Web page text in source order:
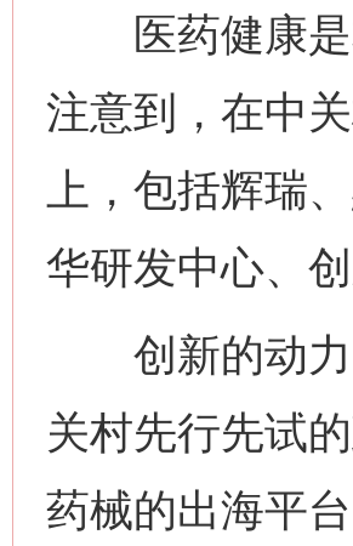
医药健康是
注意到，在中
上，包括辉瑞
华研发中心、
创新的动力
关村先行先试
药械的出海平